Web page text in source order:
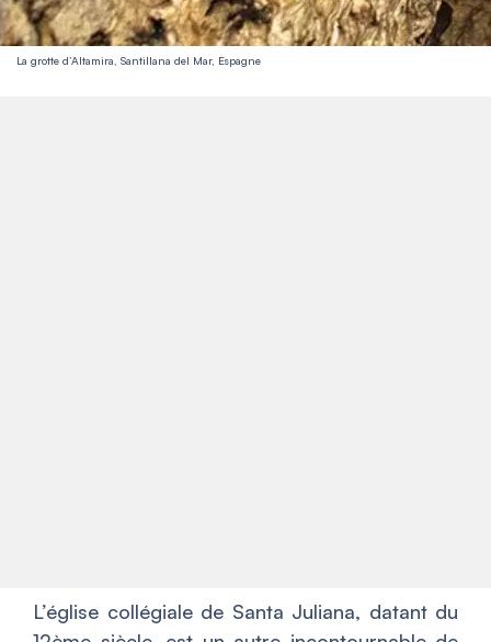
La grotte d’Altamira, Santillana del Mar, Espagne
L’église collégiale de Santa Juliana, datant du